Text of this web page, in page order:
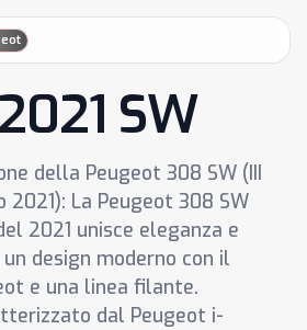
SW
della Peugeot 308 SW (III
2021): La Peugeot 308 SW
2021 unisce eleganza e
design moderno con il
e una linea filante.
dal Peugeot i-